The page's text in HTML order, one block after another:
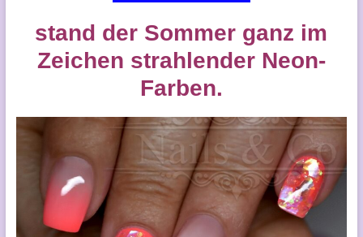
stand der Sommer ganz im
Zeichen strahlender Neon-
Farben.